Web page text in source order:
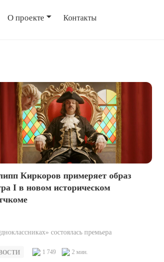
О проекте Контакты
Киркоров примеряет образ
I в новом историческом
состоялась премьера
императора. В соцсети «Одноклассники»
1 749 2 мин.